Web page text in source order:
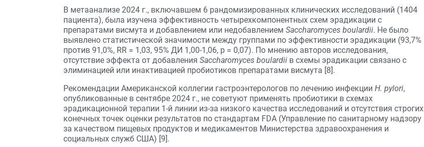
В метаанализе 2024 г., включавшем 6 рандомизированных клинических исследований (1404
пациента), была изучена эффективность четырехкомпонентных схем эрадикации с
препаратами висмута и добавлением или недобавлением Saccharomyces boulardii. Не было
выявлено статистической значимости между группами по эффективности эрадикации (93,7%
против 91,0%, RR = 1,03, 95% ДИ 1,00-1,06, р = 0,07). По мнению авторов исследования,
отсутствие эффекта от добавления Saccharomyces boulardii в схемы эрадикации связано с
элиминацией или инактивацией пробиотиков препаратами висмута [8].
Рекомендации Американской коллегии гастроэнтерологов по лечению инфекции H. pylori,
опубликованные в сентябре 2024 г., не советуют применять пробиотики в схемах
эрадикационной терапии 1-й линии из-за низкого качества исследований и отсутствия строгих
конечных точек оценки результатов по стандартам FDA (Управление по санитарному надзору
за качеством пищевых продуктов и медикаментов Министерства здравоохранения и
социальных служб США) [9].